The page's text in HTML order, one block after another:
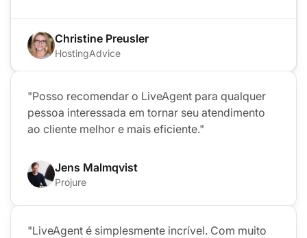
Christine Preusler
HostingAdvice
"Posso recomendar o LiveAgent para qualquer
pessoa interessada em tornar seu atendimento
ao cliente melhor e mais eficiente."
Jens Malmqvist
Projure
"LiveAgent é simplesmente incrível. Com muito